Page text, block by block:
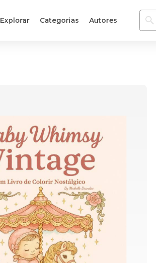
Explorar Categorias Autores